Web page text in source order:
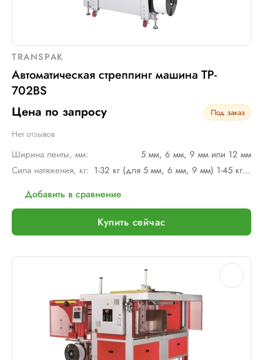
TRANSPAK
Автоматическая стреппинг машина TP-
702BS
Цена по запросу
Под заказ
Нет отзывов
Ширина ленты, мм:
5 мм, 6 мм, 9 мм или 12 мм
Сила натяжения, кг:
1-32 кг (для 5 мм, 6 мм, 9 мм) 1-45 кг (для 12 мм)
Добавить в сравнение
Купить сейчас